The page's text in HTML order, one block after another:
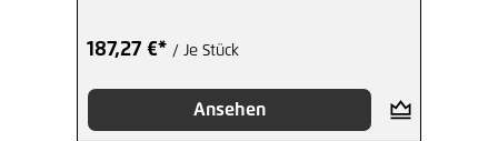
187,27 €* / Je Stück
Ansehen